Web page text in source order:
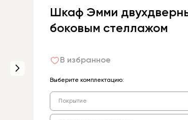
Шкаф Эмми
боковым стеллажом
В избранное
Выберите комплектацию:
Покрытие